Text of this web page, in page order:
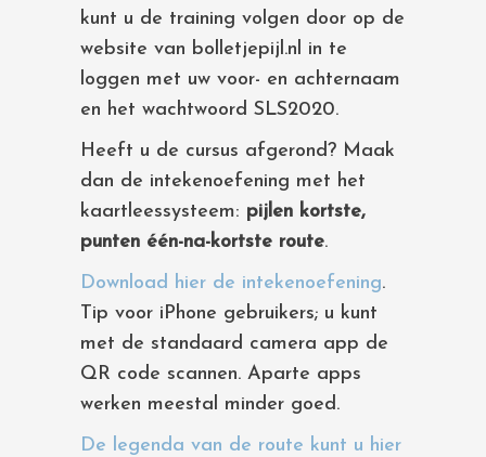
kunt u de training volgen door op de
website van bolletjepijl.nl in te
loggen met uw voor- en achternaam
en het wachtwoord SLS2020.
Heeft u de cursus afgerond? Maak
dan de intekenoefening met het
kaartleessysteem: pijlen kortste,
punten één-na-kortste route.
Download hier de intekenoefening.
Tip voor iPhone gebruikers; u kunt
met de standaard camera app de
QR code scannen. Aparte apps
werken meestal minder goed.
De legenda van de route kunt u hier